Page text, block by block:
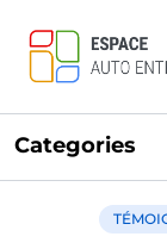
Categories